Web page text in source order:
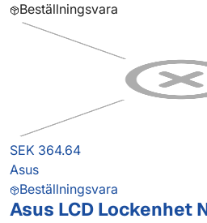
Beställningsvara
SEK 364.64
Asus
Beställningsvara
Asus LCD Lockenhet